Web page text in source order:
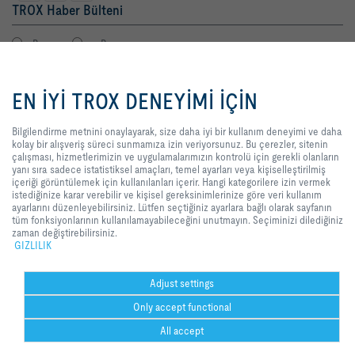
TROX Haber Bülteni
Bayan Bay
Yasal Terimler kayıt
GİRİŞ İLETİŞİM BASKI Teslimat ve ödeme şartları
GIZLILIK
YASAL UYARI
size daha iyi bir kullanım deneyimi
ve daha kolay bir alışveriş süreci
sunmamıza izin veriyorsunuz. Bu
çerezler, sitenin çalışması,
hizmetlerimizin ve
uygulamalarımızın kontrolü için
gerekli olanların yanı sıra sadece
istatistiksel amaçları, temel ayarları
veya kişiselleştirilmiş içeriği
görüntülemek için kullanılanları
içerir. Hangi kategorilere izin
düzenleyebilirsiniz. Lütfen
seçtiğiniz ayarlara bağlı olarak
sayfanın tüm fonksiyonlarının
kullanılamayabileceğini unutmayın.
Seçiminizi dilediğiniz zaman
değiştirebilirsiniz.
EN İYİ TROX DENEYİMİ İÇİN
Bilgilendirme metnini onaylayarak, size daha iyi bir kullanım deneyimi ve daha
kolay bir alışveriş süreci sunmamıza izin veriyorsunuz. Bu çerezler, sitenin
çalışması, hizmetlerimizin ve uygulamalarımızın kontrolü için gerekli olanların
yanı sıra sadece istatistiksel amaçları, temel ayarları veya kişiselleştirilmiş
içeriği görüntülemek için kullanılanları içerir. Hangi kategorilere izin vermek
istediğinize karar verebilir ve kişisel gereksinimlerinize göre veri kullanım
ayarlarını düzenleyebilirsiniz. Lütfen seçtiğiniz ayarlara bağlı olarak sayfanın
tüm fonksiyonlarının kullanılamayabileceğini unutmayın. Seçiminizi dilediğiniz
zaman değiştirebilirsiniz.
GIZLILIK
Adjust settings
Only accept functional
All accept
Could not connect to the reCAPTCHA service. Please check your internet